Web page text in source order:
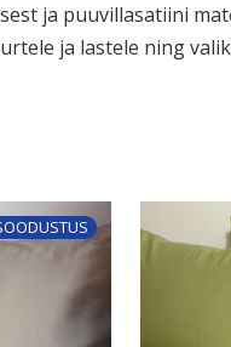
ja puuvil­la­sa­tiini
ja lastele ning